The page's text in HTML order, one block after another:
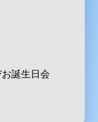
誕生日会